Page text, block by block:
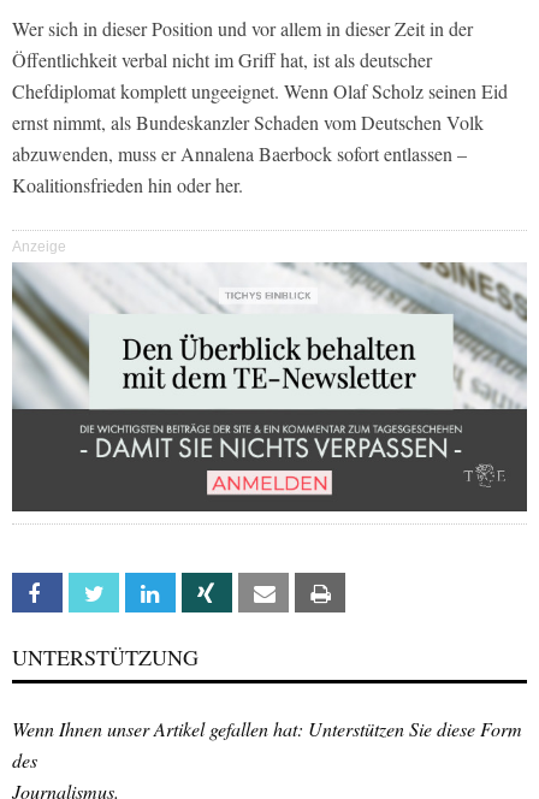
Wer sich in dieser Position und vor allem in dieser Zeit in der
Öffentlichkeit verbal nicht im Griff hat, ist als deutscher
Chefdiplomat komplett ungeeignet. Wenn Olaf Scholz seinen Eid
ernst nimmt, als Bundeskanzler Schaden vom Deutschen Volk
abzuwenden, muss er Annalena Baerbock sofort entlassen –
Koalitionsfrieden hin oder her.
Anzeige
Facebook Twitter Linkedin Xing Email
UNTERSTÜTZUNG
Wenn Ihnen unser Artikel gefallen hat: Unterstützen Sie diese Form
des
Journalismus.